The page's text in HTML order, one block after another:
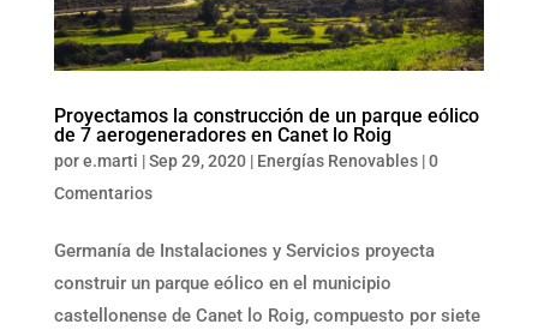
Proyectamos la construcción de un parque eólico
de 7 aerogeneradores en Canet lo Roig
pore.marti |Sep 29, 2020| Energías Renovables|0
Comentarios
Germanía de Instalaciones y Servicios proyecta
construir un parque eólico en el municipio
castellonense de Canet lo Roig, compuesto por siete